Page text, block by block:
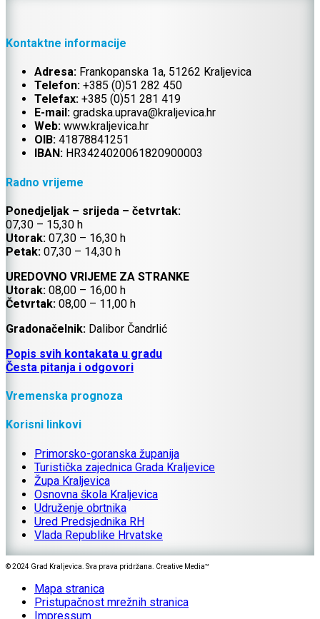
Kontaktne informacije
Adresa: Frankopanska 1a, 51262 Kraljevica
Telefon: +385 (0)51 282 450
Telefax: +385 (0)51 281 419
E-mail: gradska.uprava@kraljevica.hr
Web: www.kraljevica.hr
OIB: 41878841251
IBAN: HR3424020061820900003
Radno vrijeme
Ponedjeljak – srijeda – četvrtak:
07,30 – 15,30 h
Utorak: 07,30 – 16,30 h
Petak: 07,30 – 14,30 h
UREDOVNO VRIJEME ZA STRANKE
Utorak: 08,00 – 16,00 h
Četvrtak: 08,00 – 11,00 h
Gradonačelnik: Dalibor Čandrlić
Popis svih kontakata u gradu
Česta pitanja i odgovori
Vremenska prognoza
Korisni linkovi
Primorsko-goranska županija
Turistička zajednica Grada Kraljevice
Župa Kraljevica
Osnovna škola Kraljevica
Udruženje obrtnika
Ured Predsjednika RH
Vlada Republike Hrvatske
© 2024 Grad Kraljevica. Sva prava pridržana. Creative Media™
Mapa stranica
Pristupačnost mrežnih stranica
Impressum